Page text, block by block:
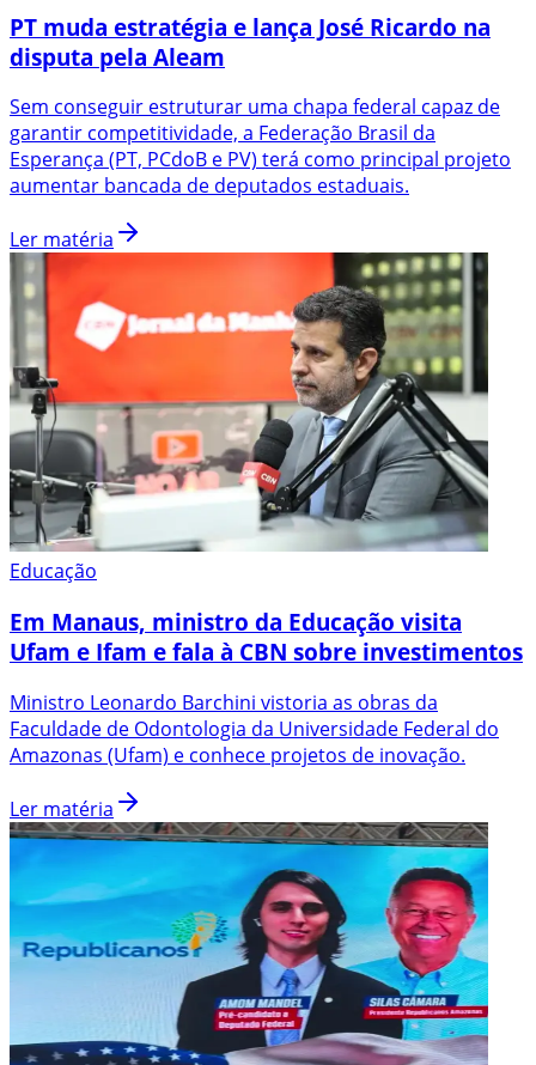
PT muda estratégia e lança José Ricardo na
disputa pela Aleam
Sem conseguir estruturar uma chapa federal capaz de
garantir competitividade, a Federação Brasil da
Esperança (PT, PCdoB e PV) terá como principal projeto
aumentar bancada de deputados estaduais.
Ler matéria
Educação
Em Manaus, ministro da Educação visita
Ufam e Ifam e fala à CBN sobre investimentos
Ministro Leonardo Barchini vistoria as obras da
Faculdade de Odontologia da Universidade Federal do
Amazonas (Ufam) e conhece projetos de inovação.
Ler matéria